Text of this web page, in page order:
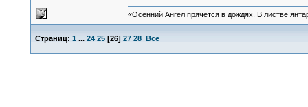
«Осенний Ангел прячется в дождях. В листве
Страниц: 1 ... 24 25[26] 27 28 Все